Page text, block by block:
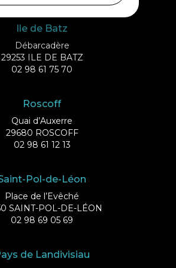
Ile de Batz
Débarcadère
29253 ILE DE BATZ
02 98 61 75 70
Roscoff
Quai d’Auxerre
29680 ROSCOFF
02 98 61 12 13
Pol-de-Léon
Place de l’Evêché
SAINT-POL-DE-LÉON
02 98 69 05 69
de Landivisiau